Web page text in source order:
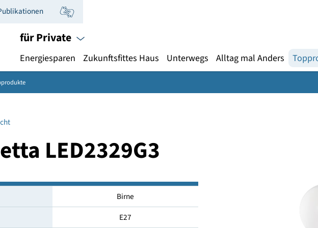
Publikationen
für Private
Energiesparen Zukunftsfittes Haus Unterwegs Alltag mal
Topprodukte
LED2329G3